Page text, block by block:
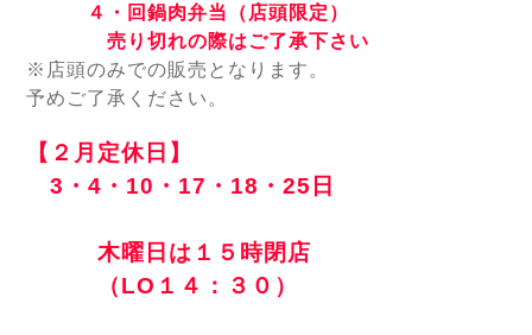
４・回鍋肉弁当（店頭限定）
売り切れの際はご了承下さい
※店頭のみでの販売となります。
予めご了承ください。
【２月定休日】
3・4・10・17・18・25日
木曜日は１５時閉店
（LO１４：３０）